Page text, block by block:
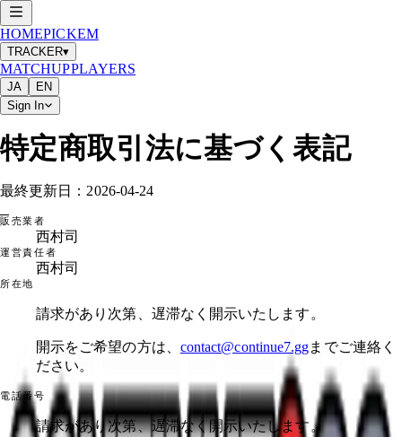
HOMEPICKEM
TRACKER▾
MATCHUPPLAYERS
JA
EN
Sign In
特定商取引法に基づく表記
最終更新日： 2026-04-24
販売業者
西村司
運営責任者
西村司
所在地
請求があり次第、遅滞なく開示いたします。
開示をご希望の方は、 contact@continue7.ggまでご連絡く
ださい。
電話番号
請求があり次第、遅滞なく開示いたします。